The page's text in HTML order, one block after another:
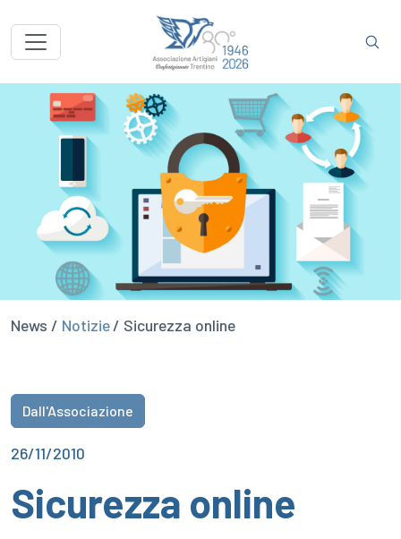
News / Notizie/ Sicurezza online
Dall'Associazione
26/11/2010
Sicurezza online